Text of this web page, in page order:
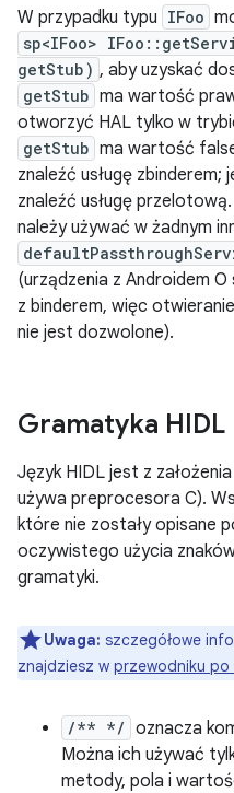
W przypadku typu IFoo
sp<IFoo>
getStub) , aby uzyskać
getStub ma wartość
otworzyć HAL tylko w
getStub ma wartość
znaleźć usługę zbinderem;
znaleźć usługę
należy używać w żadnym
(urządzenia z Androidem
z binderem, więc
nie jest dozwolone).
Gramatyka HIDL
Język HIDL jest z
używa preprocesora C).
które nie zostały opisane
oczywistego użycia
gramatyki.
Uwaga: szczegółowe
znajdziesz w przewodniku po
/** */ oznacza
Można ich używać
metody, pola i